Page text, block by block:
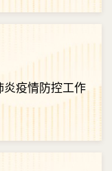
炎疫情防控工作